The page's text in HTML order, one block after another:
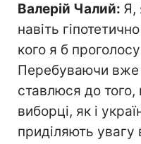
Валерій Чалий: Я,
навіть
кого я б
Перебуваючи вже
ставлюся до
виборці, як і
приділяють увагу